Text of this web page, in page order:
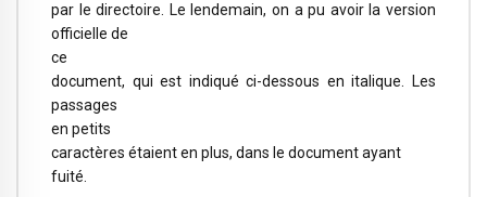
par le directoire. Le lendemain, on a pu avoir la version
officielle de
ce
document, qui est indiqué ci-dessous en italique. Les
passages
en petits
caractères étaient en plus, dans le document ayant
fuité.